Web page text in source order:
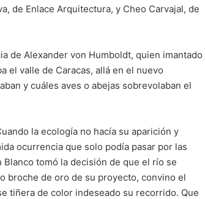
de Enlace Arquitectura, y Cheo Carvajal, de
de Alexander von Humboldt, quien imantado
el valle de Caracas, allá en el nuevo
y cuáles aves o abejas sobrevolaban el
la ecología no hacía su aparición y
ocurrencia que solo podía pasar por las
tomó la decisión de que el río se
broche de oro de su proyecto, convino el
tiñera de color indeseado su recorrido. Que